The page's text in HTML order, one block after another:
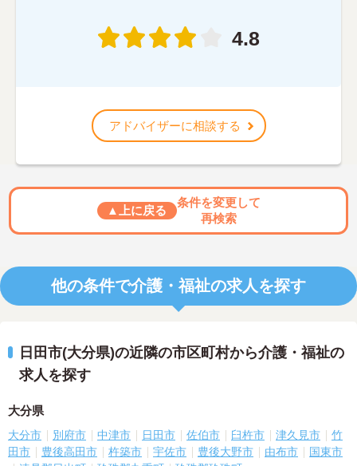
4.8
アドバイザーに相談する
▲上に戻る
条件を変更して
再検索
他の条件で介護・福祉の求人を探す
日田市(大分県)の近隣の市区町村から介護・福祉の
求人を探す
大分県
大分市 別府市 中津市 日田市 佐伯市 臼杵市 津久見市
竹
田市
豊後高田市 杵築市 宇佐市 豊後大野市 由布市
国東市